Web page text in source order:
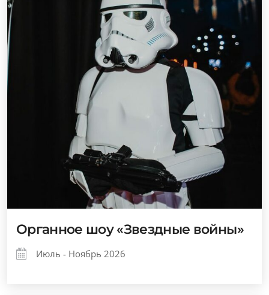
Органное шоу «Звездные войны»
Июль - Ноябрь 2026